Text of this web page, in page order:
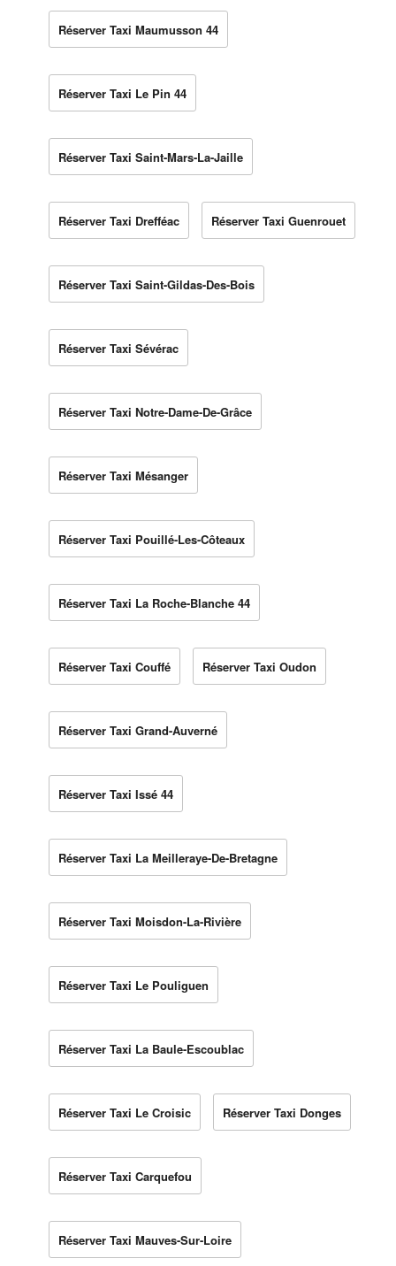
Réserver Taxi Maumusson 44
Réserver Taxi Le Pin 44
Réserver Taxi Saint-Mars-La-Jaille
Réserver Taxi Drefféac Réserver Taxi Guenrouet
Réserver Taxi Saint-Gildas-Des-Bois
Réserver Taxi Sévérac
Réserver Taxi Notre-Dame-De-Grâce
Réserver Taxi Mésanger
Réserver Taxi Pouillé-Les-Côteaux
Réserver Taxi La Roche-Blanche 44
Réserver Taxi Couffé Réserver Taxi Oudon
Réserver Taxi Grand-Auverné
Réserver Taxi Issé 44
Réserver Taxi La Meilleraye-De-Bretagne
Réserver Taxi Moisdon-La-Rivière
Réserver Taxi Le Pouliguen
Réserver Taxi La Baule-Escoublac
Réserver Taxi Le Croisic Réserver Taxi Donges
Réserver Taxi Carquefou
Réserver Taxi Mauves-Sur-Loire